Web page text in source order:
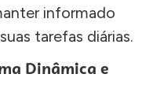
informado
tarefas diárias.
Dinâmica e